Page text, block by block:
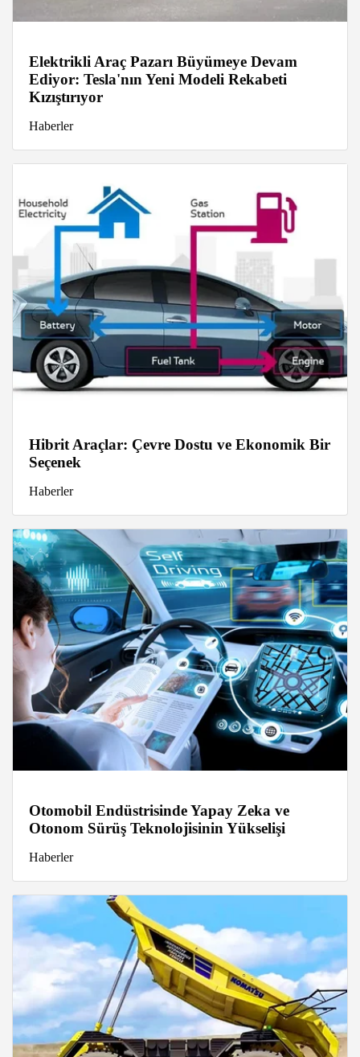
Elektrikli Araç Pazarı Büyümeye Devam
Ediyor: Tesla'nın Yeni Modeli Rekabeti
Kızıştırıyor
Haberler
Hibrit Araçlar: Çevre Dostu ve Ekonomik Bir
Seçenek
Haberler
Otomobil Endüstrisinde Yapay Zeka ve
Otonom Sürüş Teknolojisinin Yükselişi
Haberler